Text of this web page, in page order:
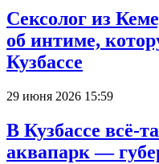
Сексолог из
об интиме,
Кузбассе
29 июня 2026 15:59
В Кузбассе всё-
аквапарк —